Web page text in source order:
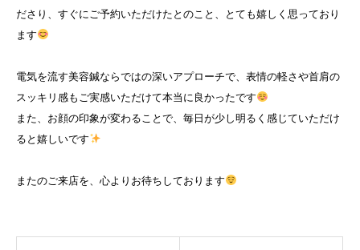
ださり、すぐにご予約いただけたとのこと、とても嬉しく思っており
ます
電気を流す美容鍼ならではの深いアプローチで、表情の軽さや首肩の
スッキリ感もご実感いただけて本当に良かったです
また、お顔の印象が変わることで、毎日が少し明るく感じていただけ
ると嬉しいです
またのご来店を、心よりお待ちしております